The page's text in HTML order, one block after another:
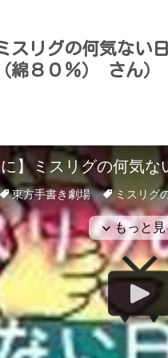
スリグの何気な
綿８０％） さん）